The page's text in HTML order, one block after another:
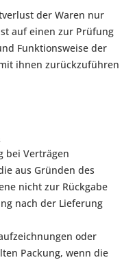
der Waren nur
auf einen zur Prüfung
Funktionsweise der
ihnen zurückzuführen
bei Verträgen
aus Gründen des
nicht zur Rückgabe
nach der Lieferung
oder
Packung, wenn die